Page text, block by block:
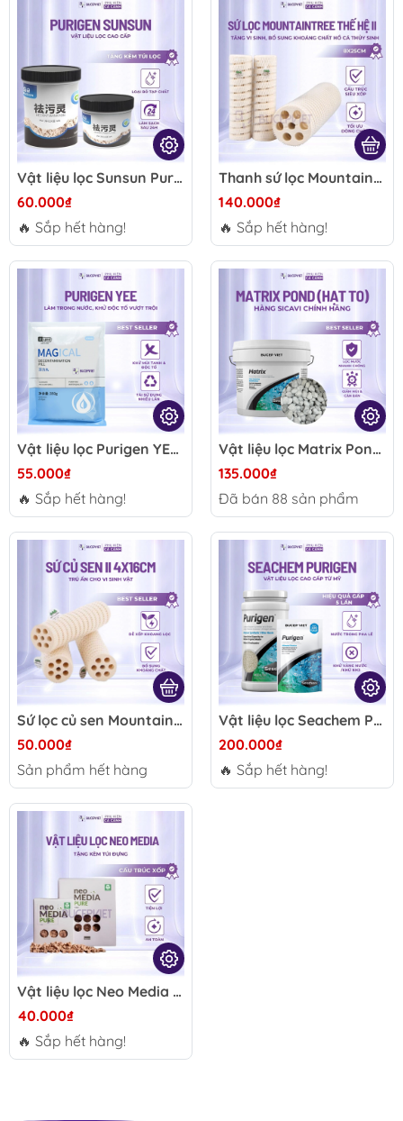
Vật liệu lọc Sunsun Purigen Decontamination 220ml/500ml - Hấp thụ tạp chất, làm trong nước hồ cá, hỗ trợ giảm NH3 NO2 NO3
60.000₫
🔥 Sắp hết hàng!
Thanh sứ lọc Mountaintree thế hệ 2 8x25cm - Vật liệu lọc cao cấp, tăng vi sinh, bổ sung khoáng chất hồ cá thủy sinh
140.000₫
🔥 Sắp hết hàng!
Vật liệu lọc Purigen YEE 200-600g - Làm trong nước, hấp thụ tạp chất, ổn định môi trường bể cá thủy sinh hiệu quả
55.000₫
🔥 Sắp hết hàng!
Vật liệu lọc Matrix Pond Seachem hạt to - Lọc nước hiệu quả, nuôi cấy vi sinh xử lý tạp chất, chất gây hại cho bể cá tép thủy sinh
135.000₫
Đã bán 88 sản phẩm
Sứ lọc củ sen Mountain Tree Lotus II 16x4cm - Vật liệu lọc hồ cá bổ sung khoáng, hỗ trợ ổn định nước và hệ vi sinh
50.000₫
Sản phẩm hết hàng
Vật liệu lọc Seachem Purigen - Hỗ trợ làm trong nước, giảm màu vàng nước hồ cá biển thủy sinh
200.000₫
🔥 Sắp hết hàng!
Vật liệu lọc Neo Media Hàn Quốc - Kiểm soát pH hiệu quả
40.000₫
🔥 Sắp hết hàng!